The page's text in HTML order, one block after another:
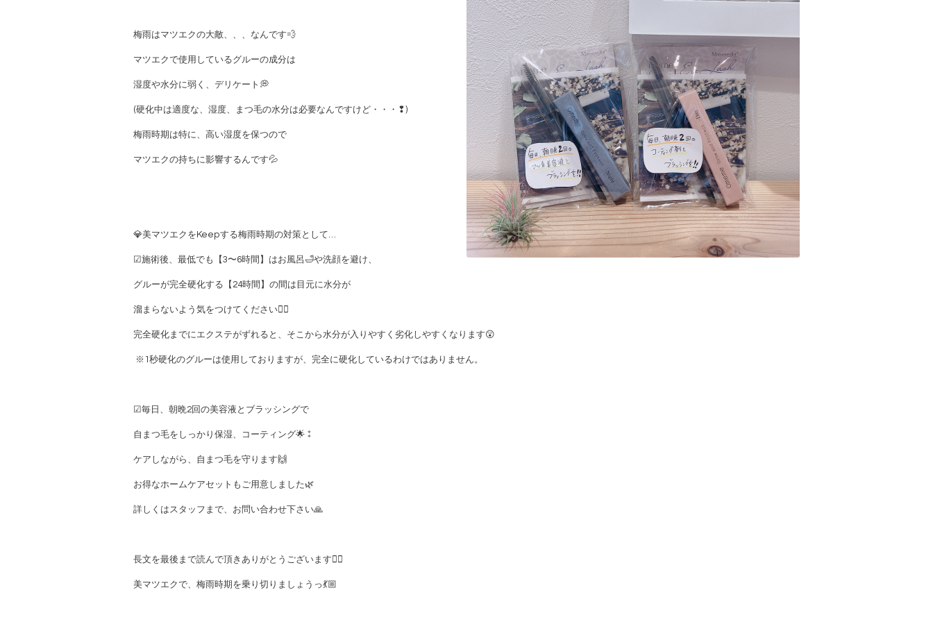
梅雨はマツエクの大敵、、、なんです💨
マツエクで使用しているグルーの成分は
湿度や水分に弱く、デリケート💭
(硬化中は適度な、湿度、まつ毛の水分は必要なんですけど・・・❢)
梅雨時期は特に、高い湿度を保つので
マツエクの持ちに影響するんです💦
💎美マツエクをKeepする梅雨時期の対策として…
☑︎施術後、最低でも【3〜6時間】はお風呂🛁や洗顔を避け、
グルーが完全硬化する【24時間】の間は目元に水分が
溜まらないよう気をつけてください🙇‍♀️
完全硬化までにエクステがずれると、そこから水分が入りやすく劣化しやすくなります😲
※1秒硬化のグルーは使用しておりますが、完全に硬化しているわけではありません。
☑︎毎日、朝晩2回の美容液とブラッシングで
自まつ毛をしっかり保湿、コーティング🌟⁑
ケアしながら、自まつ毛を守ります🙌
お得なホームケアセットもご用意しました🌿
詳しくはスタッフまで、お問い合わせ下さい🙏
長文を最後まで読んで頂きありがとうございます🙇‍♀️
美マツエクで、梅雨時期を乗り切りましょうっ💃🏼